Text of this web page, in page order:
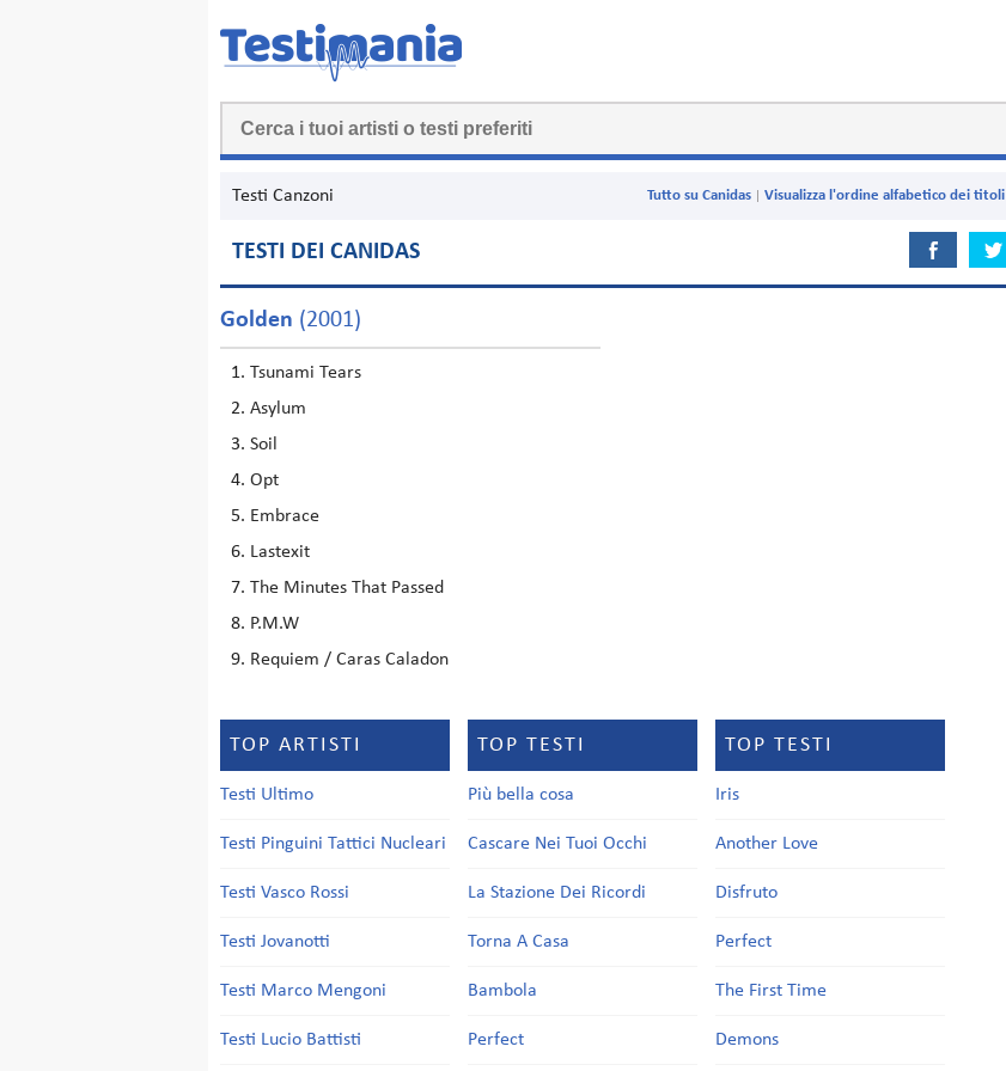
Testi Canzoni Visualizza l'ordine alfabetico dei titoli
Tutto su Canidas
TESTI DEI CANIDAS
Golden (2001)
Tsunami Tears
Asylum
Soil
Opt
Embrace
Lastexit
The Minutes That Passed
P.M.W
Requiem / Caras Caladon
TOP ARTISTI
Testi Ultimo
Testi Pinguini Tattici Nucleari
Testi Vasco Rossi
Testi Jovanotti
Testi Marco Mengoni
Testi Lucio Battisti
TOP TESTI
Più bella cosa
Cascare Nei Tuoi Occhi
La Stazione Dei Ricordi
Torna A Casa
Bambola
Perfect
TOP TESTI
Iris
Another Love
Disfruto
Perfect
The First Time
Demons